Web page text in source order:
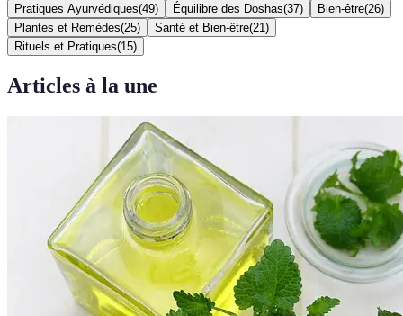
Pratiques Ayurvédiques(49) Équilibre des Doshas(37) Bien-être(26)
Plantes et Remèdes(25) Santé et Bien-être(21 )
Rituels et Pratiques(15)
Articles à la une